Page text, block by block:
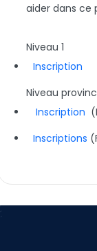
aider dans ce
Niveau 1
Inscription
Niveau
Inscription
Inscriptions